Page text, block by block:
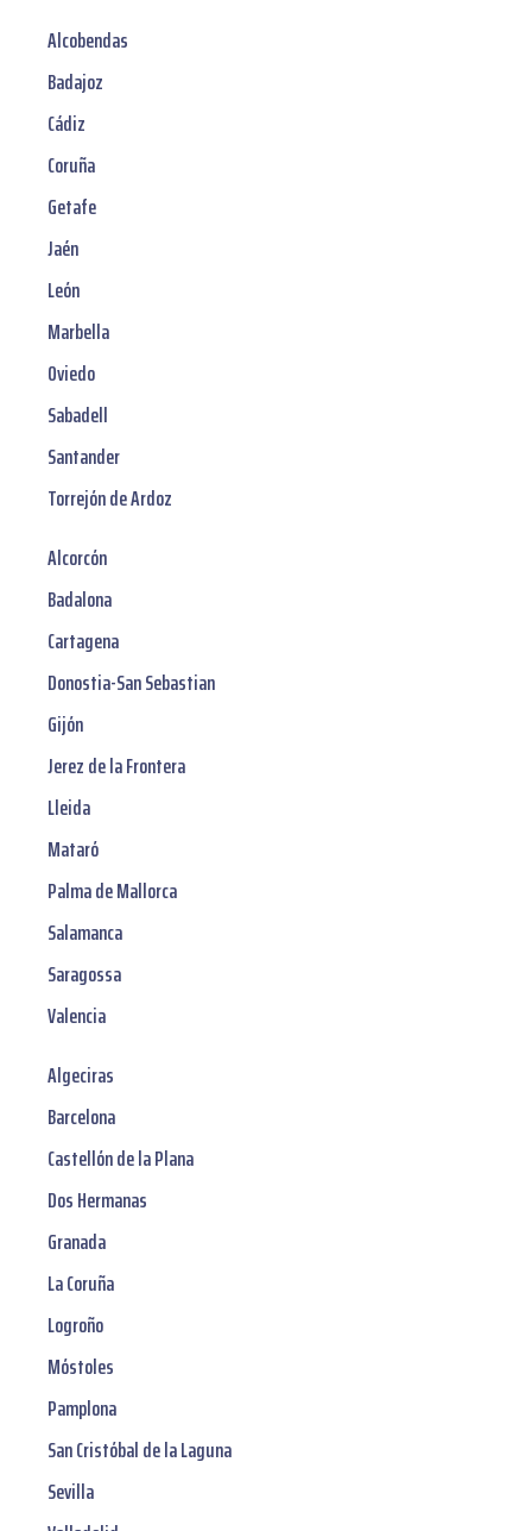
Alcobendas
Badajoz
Cádiz
Coruña
Getafe
Jaén
León
Marbella
Oviedo
Sabadell
Santander
Torrejón de Ardoz
Alcorcón
Badalona
Cartagena
Donostia-San Sebastian
Gijón
Jerez de la Frontera
Lleida
Mataró
Palma de Mallorca
Salamanca
Saragossa
Valencia
Algeciras
Barcelona
Castellón de la Plana
Dos Hermanas
Granada
La Coruña
Logroño
Móstoles
Pamplona
San Cristóbal de la Laguna
Sevilla